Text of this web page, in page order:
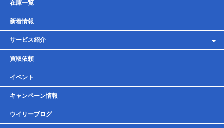
在庫一覧
新着情報
サービス紹介
レンタルバイク
車検・点検・整備
貸しガレージ
買取依頼
イベント
キャンペーン情報
ウイリーブログ